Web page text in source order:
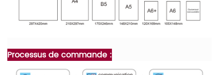
Processus de commande :